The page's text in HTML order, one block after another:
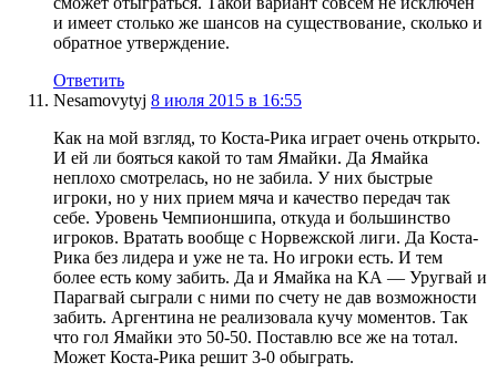
и имеет столько же шансов на существование, сколько и
обратное утверждение.
Ответить
Nesamovytyj 8 июля 2015 в 16:55
Как на мой взгляд, то Коста-Рика играет очень открыто.
И ей ли бояться какой то там Ямайки. Да Ямайка
неплохо смотрелась, но не забила. У них быстрые
игроки, но у них прием мяча и качество передач так
себе. Уровень Чемпионшипа, откуда и большинство
игроков. Вратать вообще с Норвежской лиги. Да Коста-
Рика без лидера и уже не та. Но игроки есть. И тем
более есть кому забить. Да и Ямайка на КА — Уругвай и
Парагвай сыграли с ними по счету не дав возможности
забить. Аргентина не реализовала кучу моментов. Так
что гол Ямайки это 50-50. Поставлю все же на тотал.
Может Коста-Рика решит 3-0 обыграть.